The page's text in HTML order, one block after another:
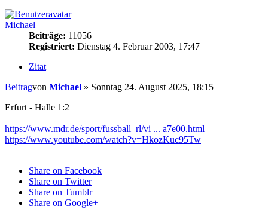
Michael
Beiträge: 11056
Registriert: Dienstag 4. Februar 2003, 17:47
Zitat
Beitragvon Michael » Sonntag 24. August 2025, 18:15
Erfurt - Halle 1:2
https://www.mdr.de/sport/fussball_rl/vi ... a7e00.html
https://www.youtube.com/watch?v=HkozKuc95Tw
Share on Facebook
Share on Twitter
Share on Tumblr
Share on Google+